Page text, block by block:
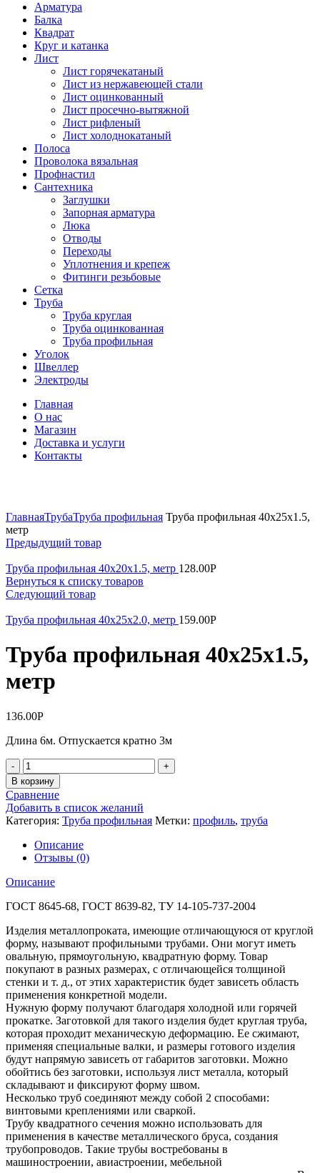
Арматура
Балка
Квадрат
Круг и катанка
Лист
Лист горячекатаный
Лист из нержавеющей стали
Лист оцинкованный
Лист просечно-вытяжной
Лист рифленый
Лист холоднокатаный
Полоса
Проволока вязальная
Профнастил
Сантехника
Заглушки
Запорная арматура
Люка
Отводы
Переходы
Уплотнения и крепеж
Фитинги резьбовые
Сетка
Труба
Труба круглая
Труба оцинкованная
Труба профильная
Уголок
Швеллер
Электроды
Главная
О нас
Магазин
Доставка и услуги
Контакты
ГлавнаяТрубаТруба профильная Труба профильная 40х25х1.5,
метр
Предыдущий товар
Труба профильная 40х20х1.5, метр 128.00Р
Вернуться к списку товаров
Следующий товар
Труба профильная 40х25х2.0, метр 159.00Р
Труба профильная 40х25х1.5,
метр
136.00Р
Длина 6м. Отпускается кратно 3м
Количество
В корзину
Сравнение
Добавить в список желаний
Категория: Труба профильная Метки: профиль, труба
Описание
Отзывы (0)
Описание
ГОСТ 8645-68, ГОСТ 8639-82, ТУ 14-105-737-2004
Изделия металлопроката, имеющие отличающуюся от круглой
форму, называют профильными трубами. Они могут иметь
овальную, прямоугольную, квадратную форму. Товар
покупают в разных размерах, с отличающейся толщиной
стенки и т. д., от этих характеристик будет зависеть область
применения конкретной модели.
Нужную форму получают благодаря холодной или горячей
прокатке. Заготовкой для такого изделия будет круглая труба,
которая проходит механическую деформацию. Ее сжимают,
применяя специальные валки, и размеры готового изделия
будут напрямую зависеть от габаритов заготовки. Можно
обойтись без заготовки, используя лист металла, который
складывают и фиксируют форму швом.
Несколько труб соединяют между собой 2 способами:
винтовыми креплениями или сваркой.
Трубу квадратного сечения можно использовать для
применения в качестве металлического бруса, создания
трубопроводов. Такие трубы востребованы в
машиностроении, авиастроении, мебельной